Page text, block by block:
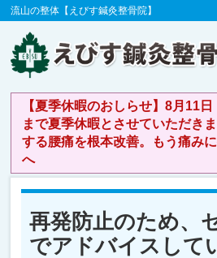
流山の整体【えびす鍼灸整骨院】
【夏季休暇のおしらせ】8月11日
まで夏季休暇とさせていた
する腰痛を根本改善。もう痛み
へ
再発防止のため、
でアドバイスして